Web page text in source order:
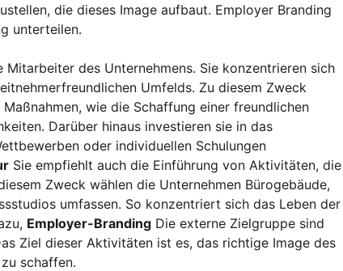
die dieses Image aufbaut. Employer Branding
unterteilen.
des Unternehmens. Sie konzentrieren sich
Umfelds. Zu diesem Zweck
wie die Schaffung einer freundlichen
Darüber hinaus investieren sie in das
oder individuellen Schulungen
Sie empfiehlt auch die Einführung von Aktivitäten, die
Zweck wählen die Unternehmen Bürogebäude,
umfassen. So konzentriert sich das Leben der
Employer-Branding Die externe Zielgruppe sind
Ziel dieser Aktivitäten ist es, das richtige Image des
schaffen.